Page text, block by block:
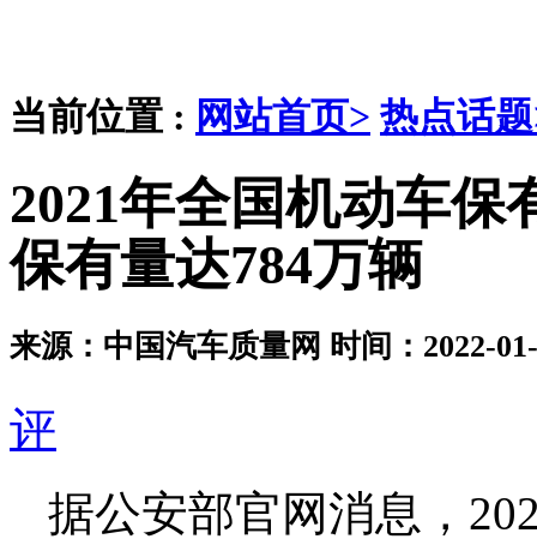
当前位置 : 网站首页> 热点话
2021年全国机动车
保有量达784万辆
来源：中国汽车质量网 时间：2022-
评
据公安部官网消息，